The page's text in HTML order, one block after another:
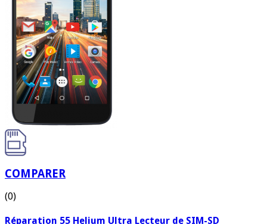
COMPARER
(0)
Réparation 55 Helium Ultra Lecteur de SIM-SD